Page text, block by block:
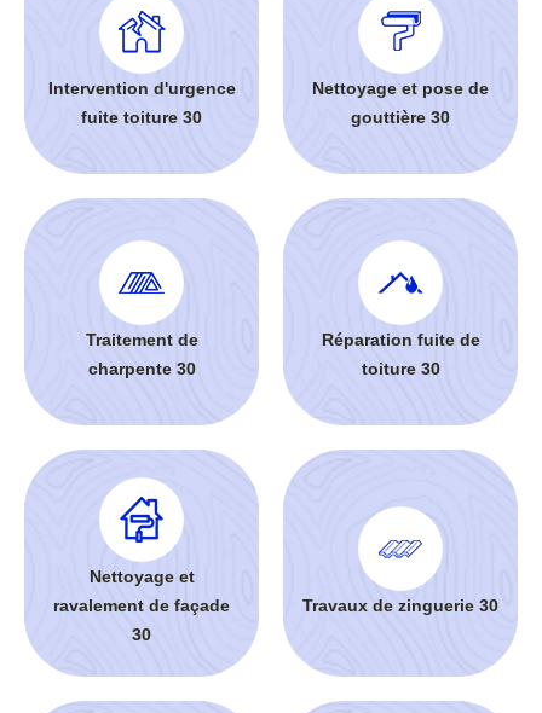
Intervention d'urgence
fuite toiture 30
Nettoyage et pose de
gouttière 30
Traitement de
charpente 30
Réparation fuite de
toiture 30
Nettoyage et
ravalement de façade
30
Travaux de zinguerie 30